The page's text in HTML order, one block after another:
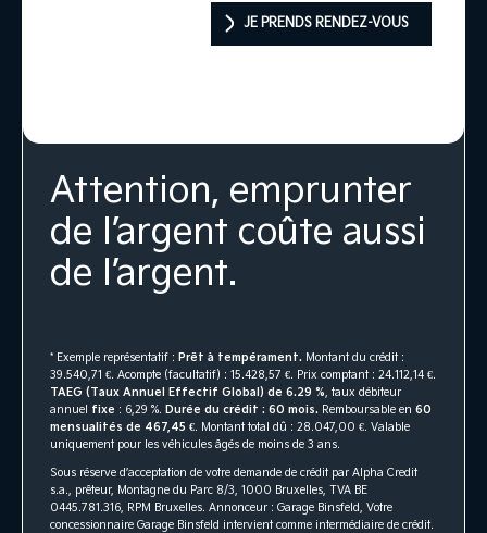
Attention, emprunter
de l’argent coûte aussi
de l’argent.
* Exemple représentatif : Prêt à tempérament. Montant du crédit :
39.540,71 €. Acompte (facultatif) : 15.428,57 €. Prix comptant : 24.112,14 €.
TAEG (Taux Annuel Effectif Global) de 6.29 %, taux débiteur
annuel fixe : 6,29 %. Durée du crédit : 60 mois. Remboursable en 60
mensualités de 467,45 €. Montant total dû : 28.047,00 €. Valable
uniquement pour les véhicules âgés de moins de 3 ans.
Sous réserve d’acceptation de votre demande de crédit par Alpha Credit
s.a., prêteur, Montagne du Parc 8/3, 1000 Bruxelles, TVA BE
0445.781.316, RPM Bruxelles. Annonceur : Garage Binsfeld, Votre
concessionnaire Garage Binsfeld intervient comme intermédiaire de crédit.
JE PRENDS RENDEZ-VOUS